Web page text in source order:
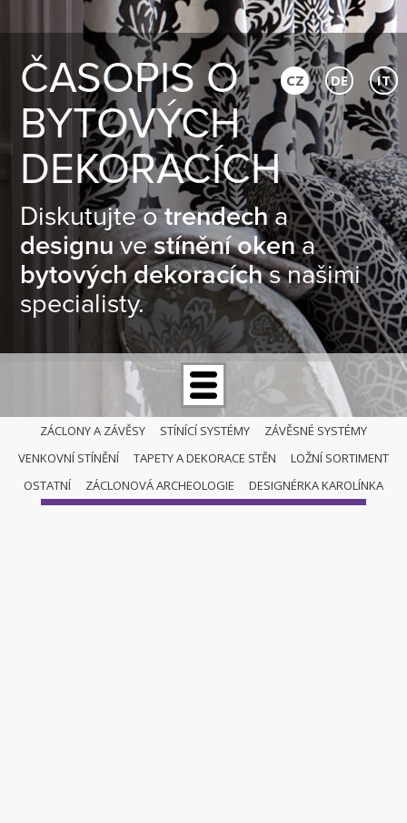
ČASOPIS O
BYTOVÝCH
DEKORACÍCH
Diskutujte otrendecha
designuvestínění okena
bytových dekoracíchs našimi
specialisty.
CZ DE IT
ZÁCLONY A ZÁVĚSY STÍNÍCÍ SYSTÉMY
ZÁVĚSNÉ SYSTÉMY
VENKOVNÍ STÍNĚNÍ
TAPETY A DEKORACE STĚN
LOŽNÍ SORTIMENT
OSTATNÍ
ZÁCLONOVÁ ARCHEOLOGIE DESIGNÉRKA KAROLÍNKA
ZÁCLONY A ZÁVĚSY